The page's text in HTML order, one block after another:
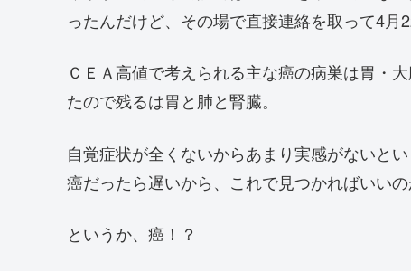
ったんだけど、その場で直接連絡を取って4月
ＣＥＡ高値で考えられる主な癌の病巣は胃・
たので残るは胃と肺と腎臓。
自覚症状が全くないからあまり実感がないと
癌だったら遅いから、これで見つかればいいの
というか、癌！？